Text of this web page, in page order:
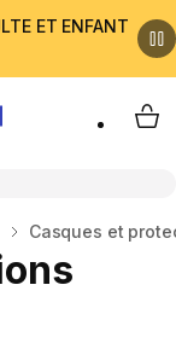
ET ENFANT
My
Casques et